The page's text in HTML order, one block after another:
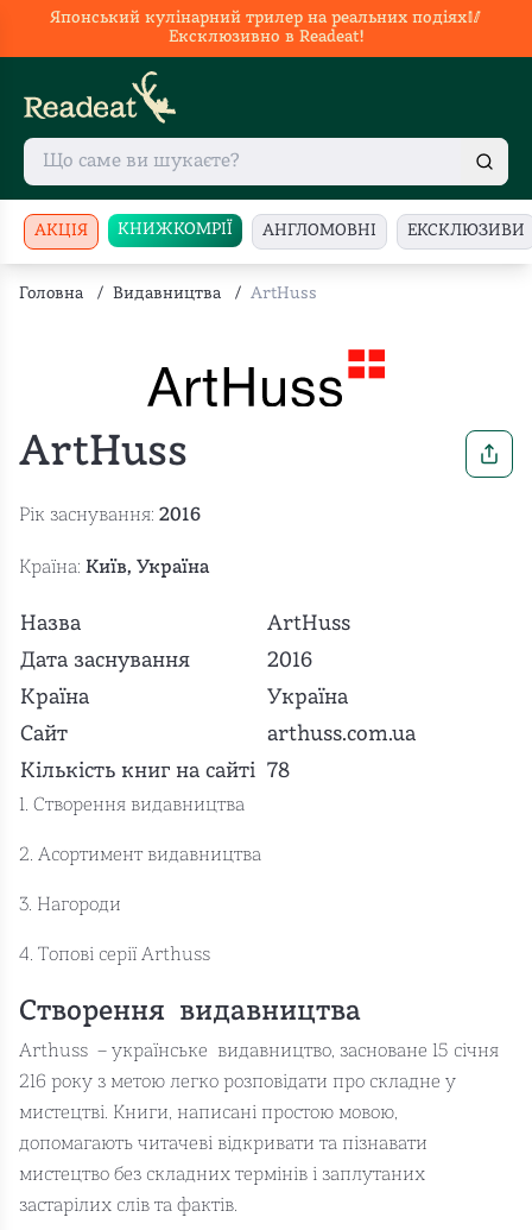
Японський кулінарний трилер на реальних подіях🥢
Ексклюзивно в Readeat!
АКЦІЯ КНИЖКОМРІЇ АНГЛОМОВНІ ЕКСКЛЮЗИВИ
Головна / Видавництва / ArtHuss
ArtHuss
Рік заснування: 2016
Країна: Київ, Україна
Назва
ArtHuss
Дата заснування
2016
Країна
Україна
Сайт
arthuss.com.ua
Кількість книг на сайті 78
1. Створення видавництва
2. Асортимент видавництва
3. Нагороди
4. Топові серії Arthuss
Створення видавництва
Arthuss – українське видавництво, засноване 15 січня
216 року з метою легко розповідати про складне у
мистецтві. Книги, написані простою мовою,
допомагають читачеві відкривати та пізнавати
мистецтво без складних термінів і заплутаних
застарілих слів та фактів.